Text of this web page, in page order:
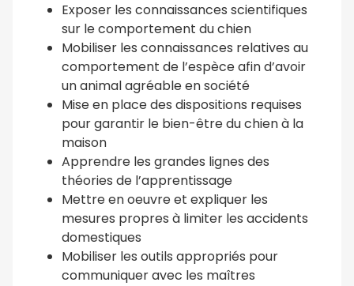
Exposer les connaissances scientifiques
sur le comportement du chien
Mobiliser les connaissances relatives au
comportement de l’espèce afin d’avoir
un animal agréable en société
Mise en place des dispositions requises
pour garantir le bien-être du chien à la
maison
Apprendre les grandes lignes des
théories de l’apprentissage
Mettre en oeuvre et expliquer les
mesures propres à limiter les accidents
domestiques
Mobiliser les outils appropriés pour
communiquer avec les maîtres